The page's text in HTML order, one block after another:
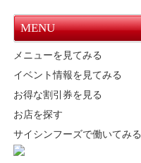
MENU
メニューを見てみる
イベント情報を見てみる
お得な割引券を見る
お店を探す
サイシンフーズで働いてみる